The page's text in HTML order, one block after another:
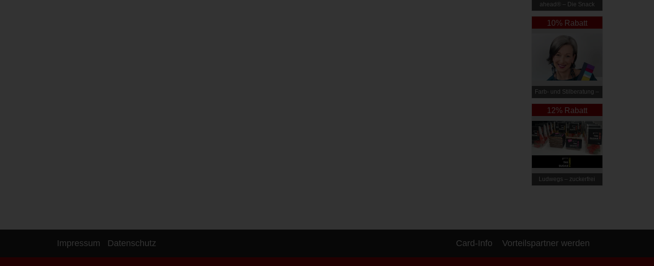
ahead® – Die Snack
Revolution
10% Rabatt
Farb- und Stilberatung –
Elli Steiner
12% Rabatt
Ludwegs – zuckerfrei
leben
Impressum Datenschutz Card-Info Vorteilspartner werden